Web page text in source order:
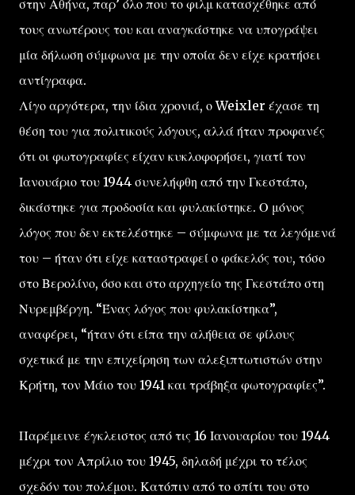
στην Αθήνα, παρ’ όλο που το φιλμ κατασχέθηκε από
τους ανωτέρους του και αναγκάστηκε να υπογράψει
μία δήλωση σύμφωνα με την οποία δεν είχε κρατήσει
αντίγραφα.
Λίγο αργότερα, την ίδια χρονιά, ο Weixler έχασε τη
θέση του για πολιτικούς λόγους, αλλά ήταν προφανές
ότι οι φωτογραφίες είχαν κυκλοφορήσει, γιατί τον
Ιανουάριο του 1944 συνελήφθη από την Γκεστάπο,
δικάστηκε για προδοσία και φυλακίστηκε. Ο μόνος
λόγος που δεν εκτελέστηκε – σύμφωνα με τα λεγόμενά
του – ήταν ότι είχε καταστραφεί ο φάκελός του, τόσο
στο Βερολίνο, όσο και στο αρχηγείο της Γκεστάπο στη
Νυρεμβέργη. “Ένας λόγος που φυλακίστηκα”,
αναφέρει, “ήταν ότι είπα την αλήθεια σε φίλους
σχετικά με την επιχείρηση των αλεξιπτωτιστών στην
Κρήτη, τον Μάιο του 1941 και τράβηξα φωτογραφίες”.
Παρέμεινε έγκλειστος από τις 16 Ιανουαρίου του 1944
μέχρι τον Απρίλιο του 1945, δηλαδή μέχρι το τέλος
σχεδόν του πολέμου. Κατόπιν από το σπίτι του στο